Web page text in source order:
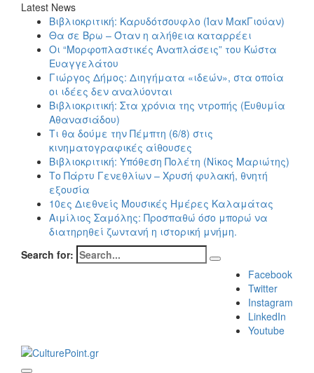
Latest News
Βιβλιοκριτική: Καρυδότσουφλο (Ίαν ΜακΓιούαν)
Θα σε Βρω – Όταν η αλήθεια καταρρέει
Οι “Μορφοπλαστικές Αναπλάσεις” του Κώστα
Ευαγγελάτου
Γιώργος Δήμος: Διηγήματα «ιδεών», στα οποία
οι ιδέες δεν αναλύονται
Βιβλιοκριτική: Στα χρόνια της ντροπής (Ευθυμία
Αθανασιάδου)
Τι θα δούμε την Πέμπτη (6/8) στις
κινηματογραφικές αίθουσες
Βιβλιοκριτική: Υπόθεση Πολέτη (Νίκος Μαριώτης)
Το Πάρτυ Γενεθλίων – Χρυσή φυλακή, θνητή
εξουσία
10ες Διεθνείς Μουσικές Ημέρες Καλαμάτας
Αιμίλιος Σαμόλης: Προσπαθώ όσο μπορώ να
διατηρηθεί ζωντανή η ιστορική μνήμη.
Search for:
Facebook
Twitter
Instagram
LinkedIn
Youtube